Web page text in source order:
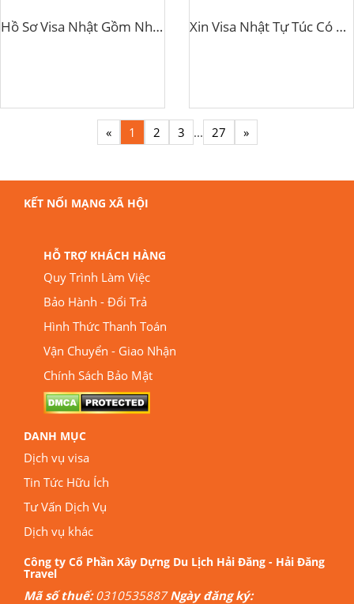
Hồ Sơ Visa Nhật Gồm Những Gì? Cập Nhật Theo Quy Định Mới 2026 Xin Visa Nhật Tự Túc Có Khó Không? Hướng Dẫn Từng Bước
« 1 2 3 ... 27 »
KẾT NỐI MẠNG XÃ HỘI
HỖ TRỢ KHÁCH HÀNG
Quy Trình Làm Việc
Bảo Hành - Đổi Trả
Hình Thức Thanh Toán
Vận Chuyển - Giao Nhận
Chính Sách Bảo Mật
DANH MỤC
Dịch vụ visa
Tin Tức Hữu Ích
Tư Vấn Dịch Vụ
Dịch vụ khác
Công ty Cổ Phần Xây Dựng Du Lịch Hải Đăng - Hải Đăng
Travel
Mã số thuế:0310535887Ngày đăng ký: